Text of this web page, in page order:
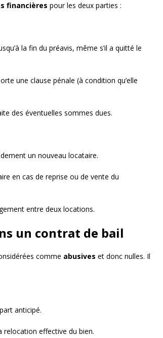
financières pour les deux parties :
la fin du préavis, même s’il a quitté le
une clause pénale (à condition qu’elle
des éventuelles sommes dues.
un nouveau locataire.
en cas de reprise ou de vente du
entre deux locations.
un contrat de bail
comme abusives et donc nulles. Il
anticipé.
relocation effective du bien.